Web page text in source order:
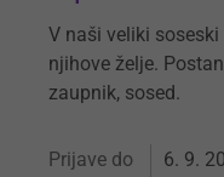
V naši veliki
njihove želje.
zaupnik, sosed.
Prijave do 6. 9.